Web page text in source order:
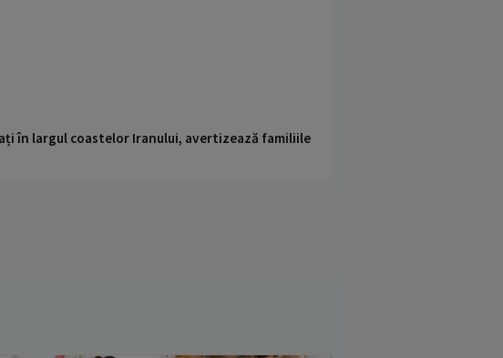
în largul coastelor Iranului, avertizează familiile